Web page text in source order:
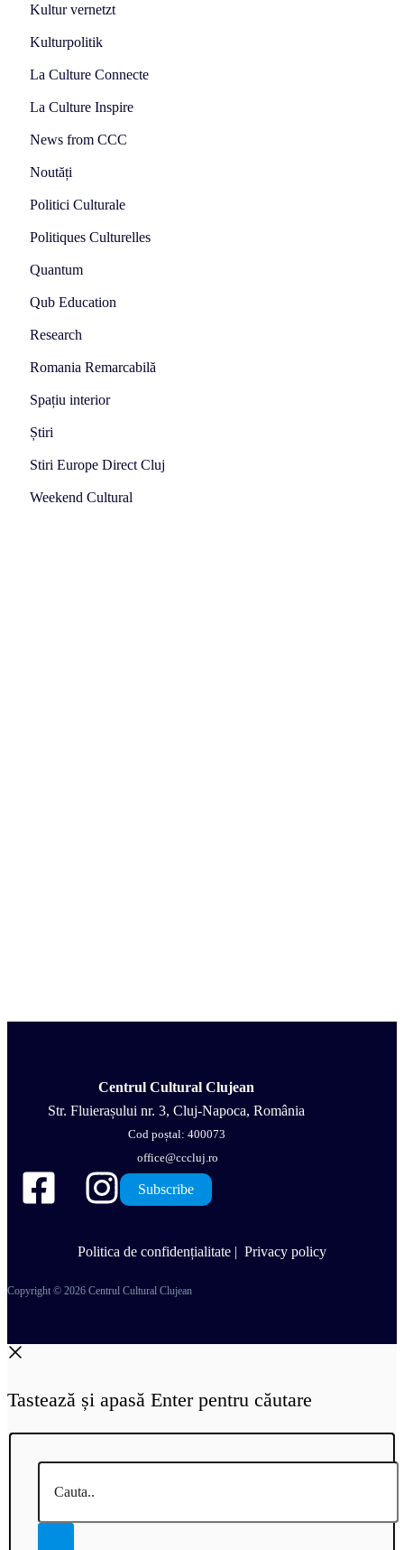
Kultur vernetzt
Kulturpolitik
La Culture Connecte
La Culture Inspire
News from CCC
Noutăți
Politici Culturale
Politiques Culturelles
Quantum
Qub Education
Research
Romania Remarcabilă
Spațiu interior
Știri
Stiri Europe Direct Cluj
Weekend Cultural
Centrul Cultural Clujean
Str. Fluierașului nr. 3, Cluj-Napoca, România
Cod poștal: 400073
office@cccluj.ro
Subscribe
Politica de confidențialitate | Privacy policy
Copyright © 2026 Centrul Cultural Clujean
Tastează și apasă Enter pentru căutare